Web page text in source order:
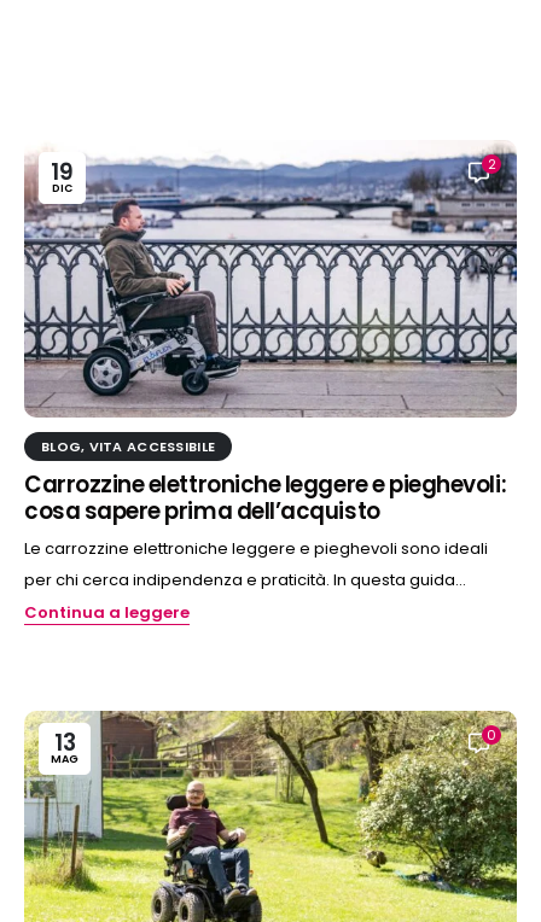
19
DIC
2
BLOG, VITA ACCESSIBILE
Carrozzine elettroniche leggere e pieghevoli:
cosa sapere prima dell’acquisto
Le carrozzine elettroniche leggere e pieghevoli sono ideali
per chi cerca indipendenza e praticità. In questa guida...
Continua a leggere
13
MAG
0